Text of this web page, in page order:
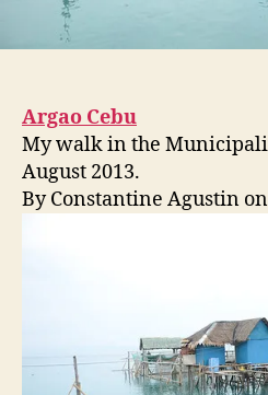
Argao Cebu
My walk in the
August 2013.
By Constantine Agustin